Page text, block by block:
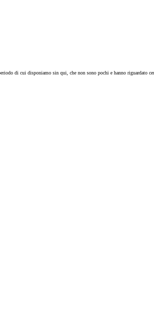
di cui disponiamo sin qui, che non sono pochi e hanno riguardato